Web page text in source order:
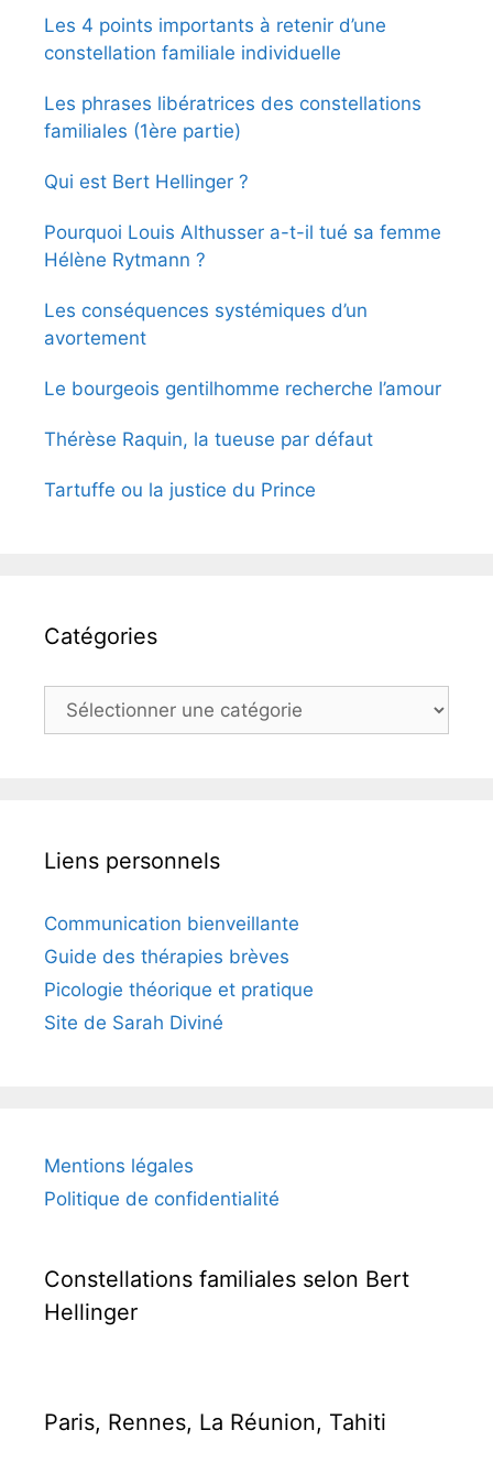
Les 4 points importants à retenir d’une
constellation familiale individuelle
Les phrases libératrices des constellations
familiales (1ère partie)
Qui est Bert Hellinger ?
Pourquoi Louis Althusser a-t-il tué sa femme
Hélène Rytmann ?
Les conséquences systémiques d’un
avortement
Le bourgeois gentilhomme recherche l’amour
Thérèse Raquin, la tueuse par défaut
Tartuffe ou la justice du Prince
Catégories
Catégories
Liens personnels
Communication bienveillante
Guide des thérapies brèves
Picologie théorique et pratique
Site de Sarah Diviné
Mentions légales
Politique de confidentialité
Constellations familiales selon Bert
Hellinger
Paris, Rennes, La Réunion, Tahiti